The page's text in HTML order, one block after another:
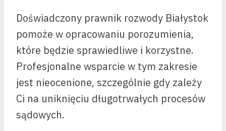
Doświadczony prawnik rozwody Białystok
pomoże w opracowaniu porozumienia,
które będzie sprawiedliwe i korzystne.
Profesjonalne wsparcie w tym zakresie
jest nieocenione, szczególnie gdy zależy
Ci na uniknięciu długotrwałych procesów
sądowych.